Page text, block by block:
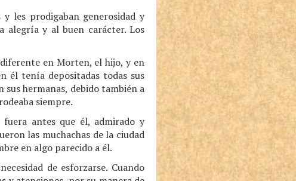
les prodigaban generosidad y
alegría y al buen carácter. Los
en Morten, el hijo, y en
él tenía depositadas todas sus
hermanas, debido también a
siempre.
antes que él, admirado y
las muchachas de la ciudad
en algo parecido a él.
de esforzarse. Cuando